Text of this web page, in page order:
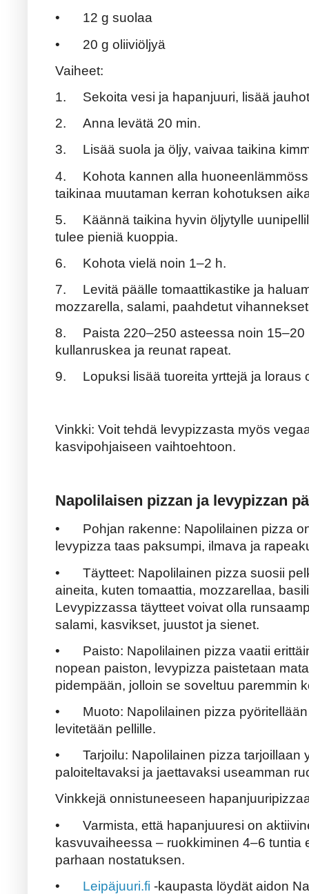
•
12 g suolaa
•
20 g oliiviöljyä
Vaiheet:
1.
Sekoita vesi ja hapanjuuri, lisää
2.
Anna levätä 20 min.
3.
Lisää suola ja öljy, vaivaa taikina
4.
Kohota kannen alla
taikinaa muutaman kerran kohotuksen
5.
Käännä taikina hyvin öljytylle
tulee pieniä kuoppia.
6.
Kohota vielä noin 1–2 h.
7.
Levitä päälle tomaattikastike ja
mozzarella, salami, paahdetut
8.
Paista 220–250 asteessa noin
kullanruskea ja reunat rapeat.
9.
Lopuksi lisää tuoreita yrttejä ja loraus
Vinkki: Voit tehdä levypizzasta myös
kasvipohjaiseen vaihtoehtoon.
Napolilaisen pizzan ja levypizzan
•
Pohjan rakenne: Napolilainen pizza
levypizza taas paksumpi, ilmava ja
•
Täytteet: Napolilainen pizza suosii
aineita, kuten tomaattia, mozzarellaa,
Levypizzassa täytteet voivat olla
salami, kasvikset, juustot ja sienet.
•
Paisto: Napolilainen pizza vaatii
nopean paiston, levypizza paistetaan
pidempään, jolloin se soveltuu paremmin
•
Muoto: Napolilainen pizza
levitetään pellille.
•
Tarjoilu: Napolilainen pizza tarjoillaan
paloiteltavaksi ja jaettavaksi useamman
Vinkkejä onnistuneeseen
•
Varmista, että hapanjuuresi on
kasvuvaiheessa – ruokkiminen 4–6 tuntia
parhaan nostatuksen.
•
Leipäjuuri.fi -kaupasta löydät aidon